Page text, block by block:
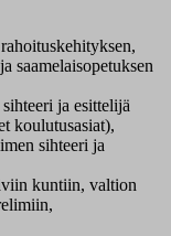
saamelaisopetuksen
ja esittelijä
koulutusasiat),
sihteeri ja
kuntiin, valtion